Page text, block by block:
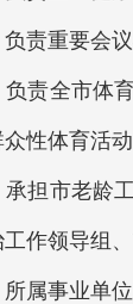
重要会议
全市体育
性体育活
市老龄工
作领导组
事业单位